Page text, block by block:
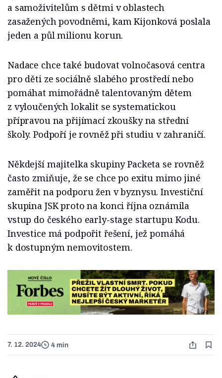
a samoživitelům s dětmi v oblastech
zasažených povodněmi, kam Kijonková poslala
jeden a půl milionu korun.
Nadace chce také budovat volnočasová centra
pro děti ze sociálně slabého prostředí nebo
pomáhat mimořádně talentovaným dětem
z vyloučených lokalit se systematickou
přípravou na přijímací zkoušky na střední
školy. Podpoří je rovněž při studiu v zahraničí.
Někdejší majitelka skupiny Packeta se rovněž
často zmiňuje, že se chce po exitu mimo jiné
zaměřit na podporu žen v byznysu. Investiční
skupina JSK proto na konci října oznámila
vstup do českého early-stage startupu Kodu.
Investice má podpořit řešení, jež pomáhá
k dostupným nemovitostem.
7. 12. 2024 4 min